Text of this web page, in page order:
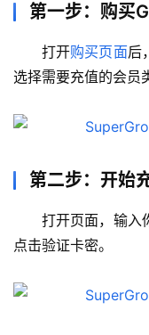
第一步：购买
打开购买页面后
选择需要充值的会员
第二步：开始
打开页面，输入
点击验证卡密。